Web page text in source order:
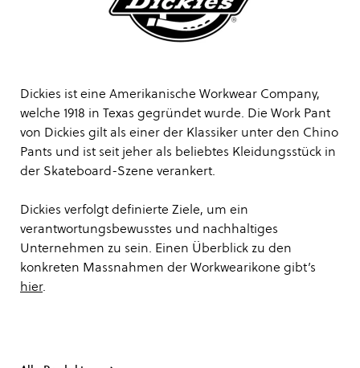
Dickies ist eine Amerikanische Workwear Company,
welche 1918 in Texas gegründet wurde. Die Work Pant
von Dickies gilt als einer der Klassiker unter den Chino
Pants und ist seit jeher als beliebtes Kleidungsstück in
der Skateboard-Szene verankert.
Dickies verfolgt definierte Ziele, um ein
verantwortungsbewusstes und nachhaltiges
Unternehmen zu sein. Einen Überblick zu den
konkreten Massnahmen der Workwearikone gibt’s
hier.